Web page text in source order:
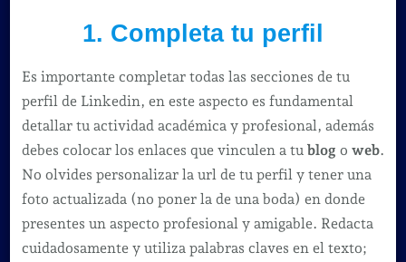
1. Completa tu perfil
Es importante completar todas las secciones de tu
perfil de Linkedin, en este aspecto es fundamental
detallar tu actividad académica y profesional, además
debes colocar los enlaces que vinculen a tu blog o web.
No olvides personalizar la url de tu perfil y tener una
foto actualizada (no poner la de una boda) en donde
presentes un aspecto profesional y amigable. Redacta
cuidadosamente y utiliza palabras claves en el texto;